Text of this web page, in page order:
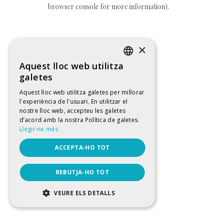
browser console for more information).
ENGLISH
FRENCH
×
Aquest lloc web utilitza
galetes
Aquest lloc web utilitza galetes per millorar
l'experiència de l'usuari. En utilitzar el
nostre lloc web, accepteu les galetes
d’acord amb la nostra Política de galetes.
Llegir-ne més
ACCEPTA-HO TOT
REBUTJA-HO TOT
VEURE ELS DETALLS
ESTRICTAMENT NECESSÀRIES